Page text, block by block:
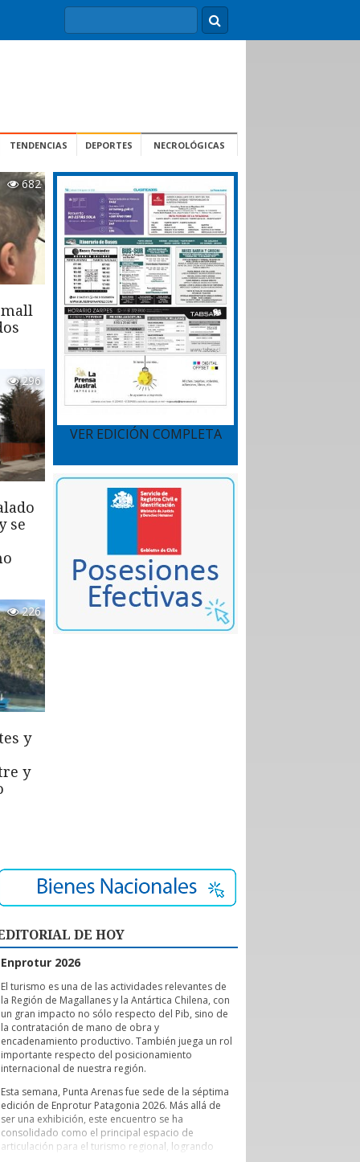
TENDENCIAS DEPORTES NECROLÓGICAS
682
296
se
226
y
y
VER EDICIÓN COMPLETA
DE HOY
Enprotur 2026
El turismo es una de las actividades relevantes de
la Región de Magallanes y la Antártica Chilena, con
un gran impacto no sólo respecto del Pib, sino de
la contratación de mano de obra y
encadenamiento productivo. También juega un rol
importante respecto del posicionamiento
internacional de nuestra región.
Esta semana, Punta Arenas fue sede de la séptima
edición de Enprotur Patagonia 2026. Más allá de
ser una exhibición, este encuentro se ha
consolidado como el principal espacio de
articulación para el turismo regional, logrando